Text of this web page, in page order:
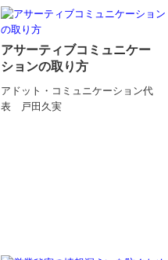
アサーティブコミュニケー
ションの取り方
アドット・コミュニケーション代
表 戸田久実